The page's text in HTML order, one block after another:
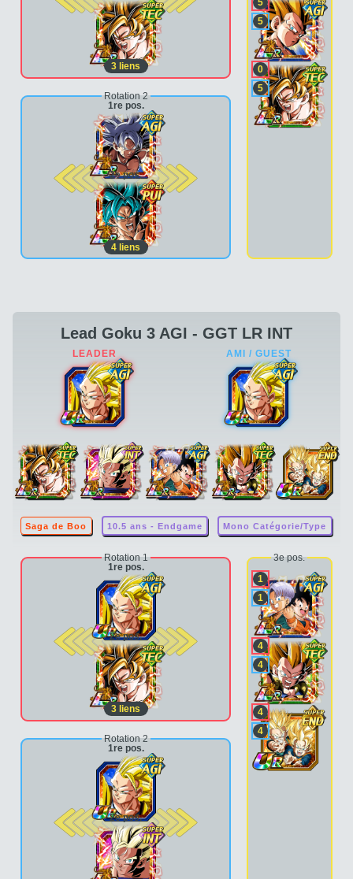
3 liens
Rotation 2
1re pos.
2e pos.
4 liens
5
5
0
5
Lead Goku 3 AGI - GGT LR INT
Saga de Boo 10.5 ans - Endgame Mono Catégorie/Type
Rotation 1
1re pos.
2e pos.
3 liens
Rotation 2
1re pos.
2e pos.
3e pos.
1
1
4
4
4
4